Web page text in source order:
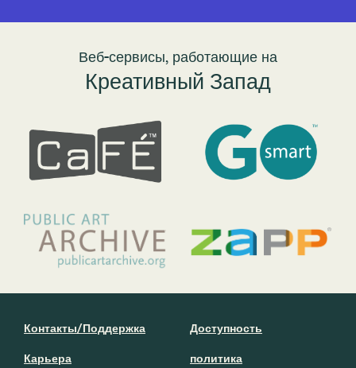
Веб-сервисы, работающие на
Креативный Запад
Контакты/Поддержка
Карьера
Доступность
политика